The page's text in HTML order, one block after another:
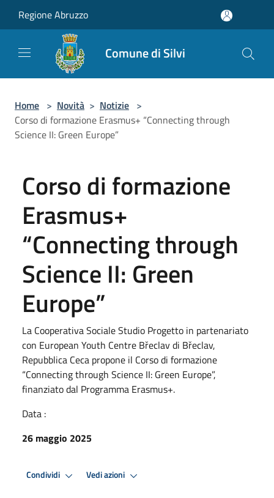
Regione Abruzzo
Comune di Silvi
Home > Novità > Notizie >
Corso di formazione Erasmus+ “Connecting through
Science II: Green Europe”
Corso di formazione
Erasmus+
“Connecting through
Science II: Green
Europe”
La Cooperativa Sociale Studio Progetto in partenariato
con European Youth Centre Břeclav di Břeclav,
Repubblica Ceca propone il Corso di formazione
“Connecting through Science II: Green Europe”,
finanziato dal Programma Erasmus+.
Data :
26 maggio 2025
Condividi Vedi azioni